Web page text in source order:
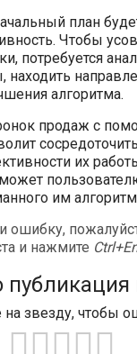
план
Чтобы
потребуется
находить
алгоритма.
продаж с
их
им
ошибку,
и нажмите
публикация
звезду, чтобы